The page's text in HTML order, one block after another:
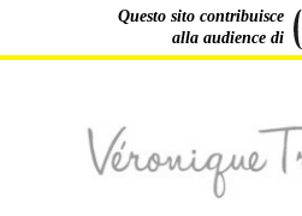
Questo sito contribuisce
alla audience di